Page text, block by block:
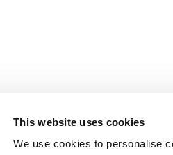
This website uses cookies
We use cookies to personalise